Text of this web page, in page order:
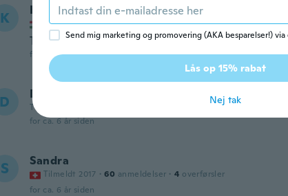
K Kata
Tilmeldt 2018 · 5 anmeldelser · 5 overførsler
Tökéletes a mérete.
for ca. 6 år siden
D Daaud
Tilmeldt 2015
for ca. 6 år siden
S Sandra
Tilmeldt 2017 · 60 anmeldelser · 4 overførsler
for ca. 6 år siden
Send mig marketing og promovering (AKA besparelser!) via
Lås op 15% rabat
Nej tak